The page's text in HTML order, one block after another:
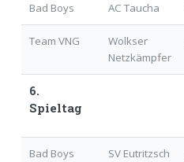
Bad Boys AC Taucha
Team VNG
Wolkser
Netzkämpfer
6.
Spieltag
Bad Boys
SV Eutritzsch